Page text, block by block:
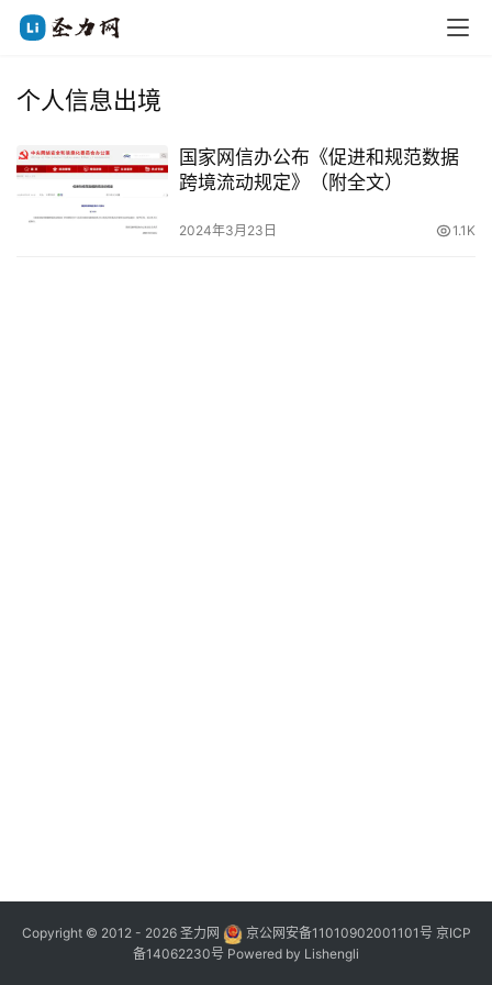
个人信息出境
国家网信办公布《促进和规范数据
跨境流动规定》（附全文）
2024年3月23日 1.1K
Copyright © 2012 - 2026 圣力网 京公网安备11010902001101号 京ICP
备14062230号 Powered by Lishengli